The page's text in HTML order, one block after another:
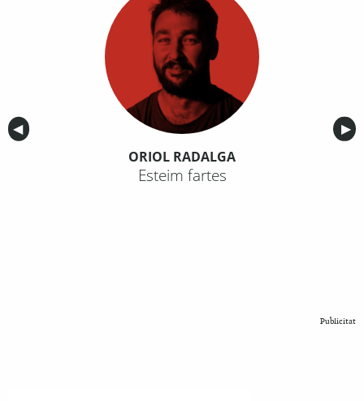
Anterior
◀︎ ▶︎
ORIOL RADALGA
Esteim fartes
Publicitat